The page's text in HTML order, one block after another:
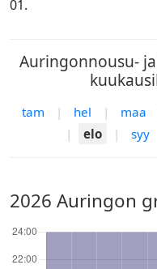
01.
Auringonnousu-
tam | hel | maa
|
elo | syy
2026 Auringon